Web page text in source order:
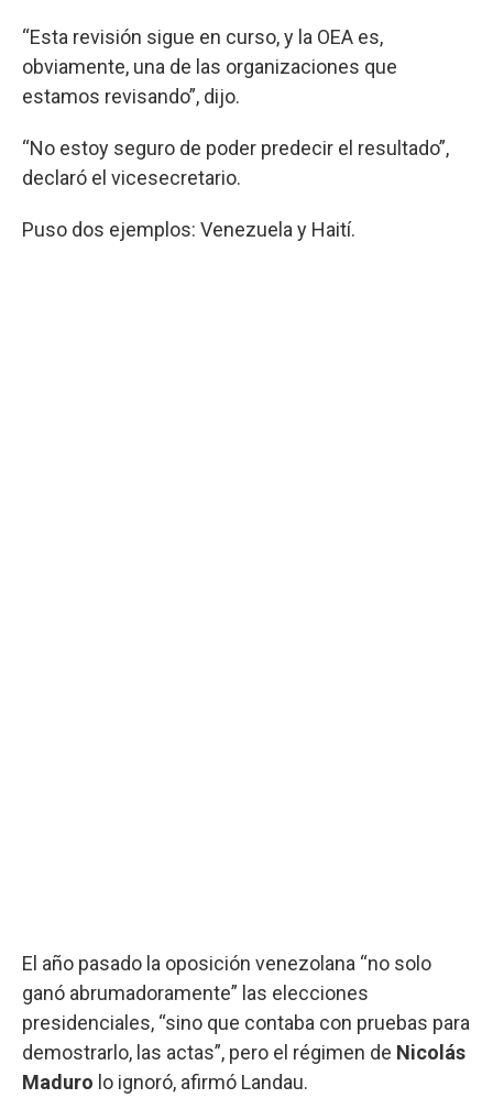
“Esta revisión sigue en curso, y la OEA es,
obviamente, una de las organizaciones que
estamos revisando”, dijo.
“No estoy seguro de poder predecir el resultado”,
declaró el vicesecretario.
Puso dos ejemplos: Venezuela y Haití.
El año pasado la oposición venezolana “no solo
ganó abrumadoramente” las elecciones
presidenciales, “sino que contaba con pruebas para
demostrarlo, las actas”, pero el régimen de Nicolás
Maduro lo ignoró, afirmó Landau.